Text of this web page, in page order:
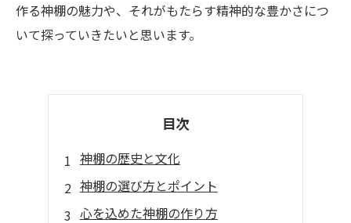
作る神棚の魅力や、それがもたらす精神的な豊かさにつ
いて探っていきたいと思います。
目次
神棚の歴史と文化
神棚の選び方とポイント
心を込めた神棚の作り方